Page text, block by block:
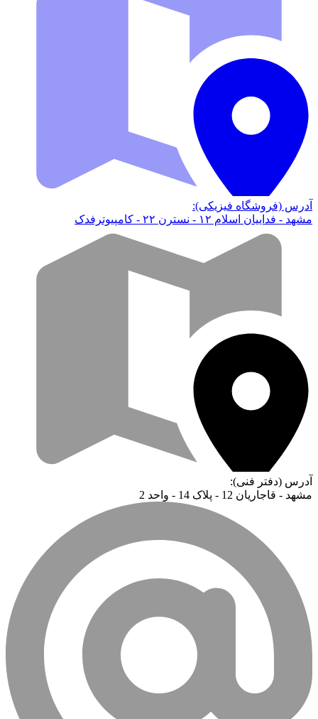
آدرس (فروشگاه فیزیکی):
مشهد - فداییان اسلام ۱۲ - نسترن ۲۲ - کامپیوترفدک
آدرس (دفتر فنی):
مشهد - قاجاریان 12 - پلاک 14 - واحد 2